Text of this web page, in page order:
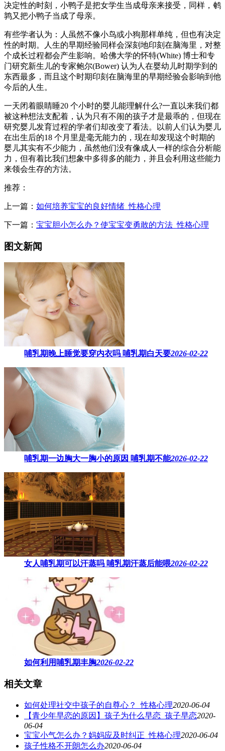
决定性的时刻，小鸭子是把女学生当成母亲来接受，同样，鹌
鹑又把小鸭子当成了母亲。
有些学者认为：人虽然不像小鸟或小狗那样单纯，但也有决定
性的时期。人生的早期经验同样会深刻地印刻在脑海里，对整
个成长过程都会产生影响。哈佛大学的怀特(White) 博士和专
门研究新生儿的专家鲍尔(Bower) 认为人在婴幼儿时期学到的
东西最多，而且这个时期印刻在脑海里的早期经验会影响到他
今后的人生。
一天闭着眼睛睡20 个小时的婴儿能理解什么?一直以来我们都
被这种想法支配着，认为只有不闹的孩子才是最乖的，但现在
研究婴儿发育过程的学者们却改变了看法。以前人们认为婴儿
在出生后的18 个月里是毫无能力的，现在却发现这个时期的
婴儿其实有不少能力，虽然他们没有像成人一样的综合分析能
力，但有着比我们想象中多得多的能力，并且会利用这些能力
来领会生存的方法。
推荐：
上一篇： 如何培养宝宝的良好情绪_性格心理
下一篇： 宝宝胆小怎么办？使宝宝变勇敢的方法_性格心理
图文新闻
哺乳期晚上睡觉要穿内衣吗​ 哺乳期白天要2026-02-22
哺乳期一边胸大一胸小的原因​ 哺乳期不能2026-02-22
女人哺乳期可以汗蒸吗 ​哺乳期汗蒸后能喂2026-02-22
如何利用哺乳期丰胸2026-02-22
相关文章
如何处理社交中孩子的自尊心？_性格心理2020-06-04
【青少年早恋的原因】孩子为什么早恋_孩子早恋2020-
06-04
宝宝小气怎么办？妈妈应及时纠正_性格心理2020-06-04
孩子性格不开朗怎么办2020-06-04